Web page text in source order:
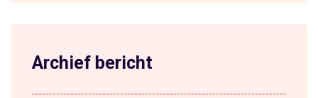
Archief bericht